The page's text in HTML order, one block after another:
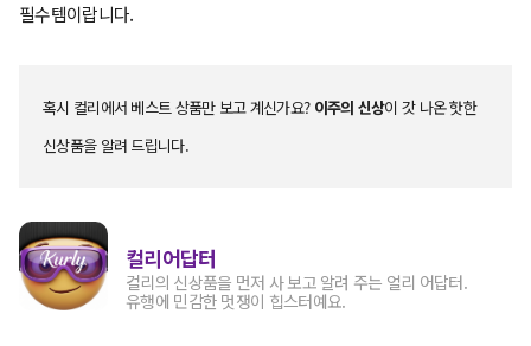
필수템이랍니다.
혹시 컬리에서 베스트 상품만 보고 계신가요? 이주의 신상이 갓 나온 핫한
신상품을 알려 드립니다.
컬리어답터
컬리의 신상품을 먼저 사 보고 알려 주는 얼리 어답터.
유행에 민감한 멋쟁이 힙스터예요.